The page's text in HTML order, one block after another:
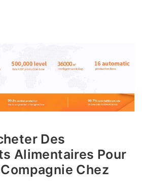
Des
Alimentaires Pour
Chez